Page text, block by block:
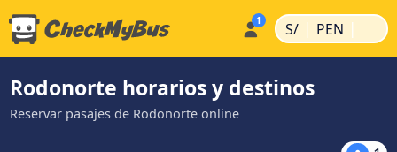
S/ | PEN |
Rodonorte horarios y destinos
Reservar pasajes de Rodonorte online